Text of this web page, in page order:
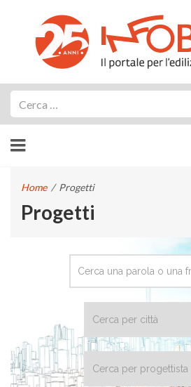
Home / Progetti
Progetti